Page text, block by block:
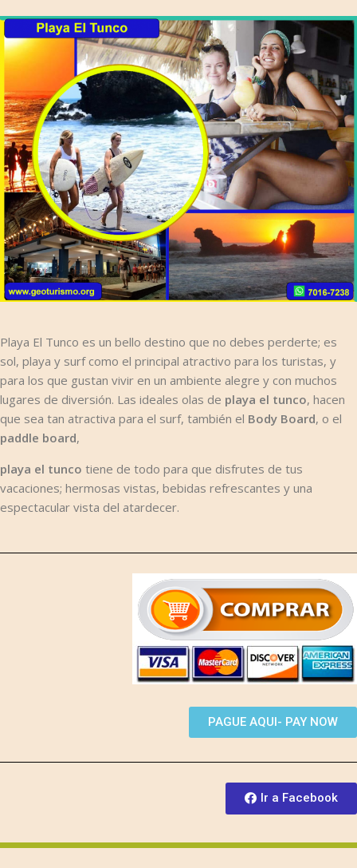
Playa El Tunco es un bello destino que no debes perderte; es
sol, playa y surf como el principal atractivo para los turistas, y
para los que gustan vivir en un ambiente alegre y con muchos
lugares de diversión. Las ideales olas de playa el tunco, hacen
que sea tan atractiva para el surf, también el Body Board, o el
paddle board,
playa el tunco tiene de todo para que disfrutes de tus
vacaciones; hermosas vistas, bebidas refrescantes y una
espectacular vista del atardecer.
PAGUE AQUI- PAY NOW
Ir a Facebook